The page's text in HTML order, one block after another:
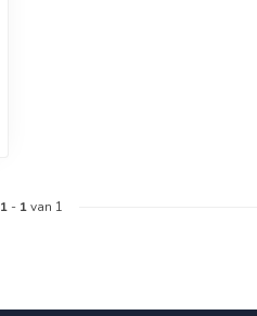
1 - 1van 1